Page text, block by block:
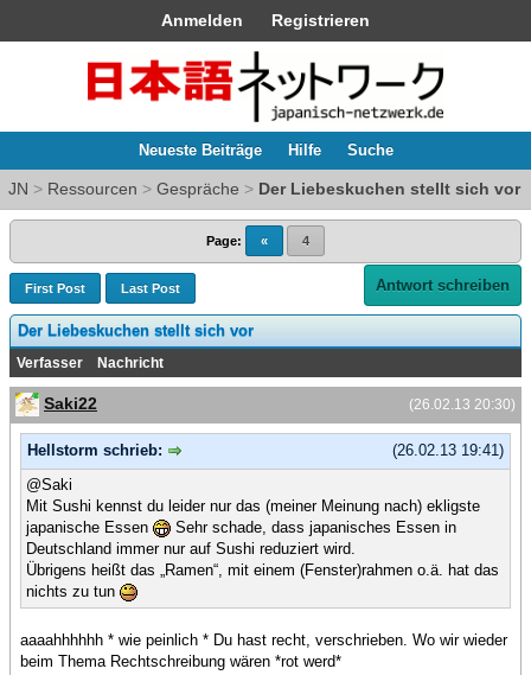
Anmelden Registrieren
Neueste Beiträge Hilfe Suche
JN > Ressourcen > Gespräche > Der Liebeskuchen stellt sich vor
Page: « 4
First Post Last Post Antwort schreiben
Der Liebeskuchen stellt sich vor
Verfasser Nachricht
(26.02.13 20:30)
Saki22
(26.02.13 19:41)
Hellstorm schrieb:
@Saki
Mit Sushi kennst du leider nur das (meiner Meinung nach) ekligste
japanische Essen
Sehr schade, dass japanisches Essen in
Deutschland immer nur auf Sushi reduziert wird.
Übrigens heißt das „Ramen“, mit einem (Fenster)rahmen o.ä. hat das
nichts zu tun
aaaahhhhhh * wie peinlich * Du hast recht, verschrieben. Wo wir wieder
beim Thema Rechtschreibung wären *rot werd*